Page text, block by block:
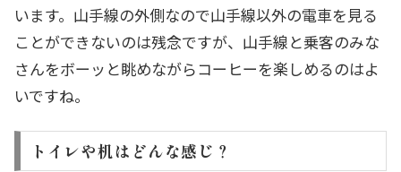
います。山手線の外側なので山手線以外の電車を見る
ことができないのは残念ですが、山手線と乗客のみな
さんをボーッと眺めながらコーヒーを楽しめるのはよ
いですね。
トイレや机はどんな感じ？